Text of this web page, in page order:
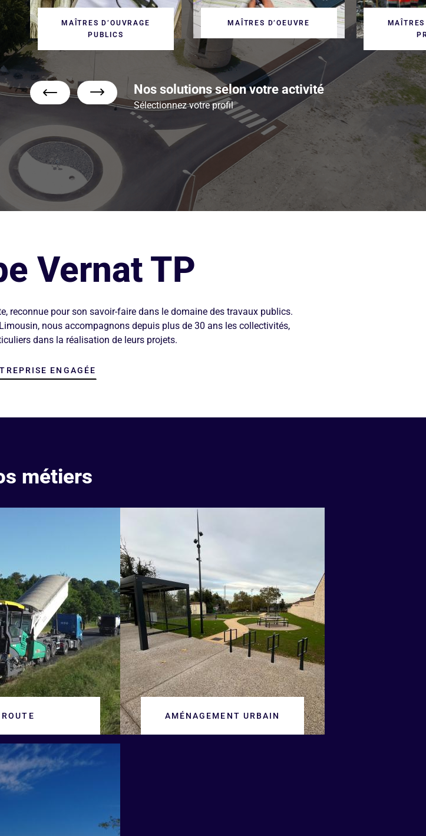
MAÎTRES D’OUVRAGE
PUBLICS
MAÎTRES D’OEUVRE
MAÎTRES
Nos solutions selon votre activité
Sélectionnez votre profil
Vernat TP
reconnue pour son savoir-faire dans le domaine des travaux publics.
nous accompagnons depuis plus de 30 ans les collectivités,
dans la réalisation de leurs projets.
ENGAGÉE
métiers
ROUTE AMÉNAGEMENT URBAIN